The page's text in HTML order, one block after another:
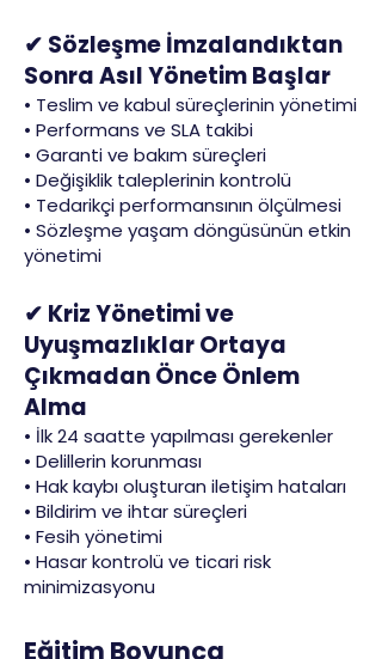
✔ Sözleşme İmzalandıktan
Sonra Asıl Yönetim Başlar
• Teslim ve kabul süreçlerinin yönetimi
• Performans ve SLA takibi
• Garanti ve bakım süreçleri
• Değişiklik taleplerinin kontrolü
• Tedarikçi performansının ölçülmesi
• Sözleşme yaşam döngüsünün etkin
yönetimi
✔ Kriz Yönetimi ve
Uyuşmazlıklar Ortaya
Çıkmadan Önce Önlem
Alma
• İlk 24 saatte yapılması gerekenler
• Delillerin korunması
• Hak kaybı oluşturan iletişim hataları
• Bildirim ve ihtar süreçleri
• Fesih yönetimi
• Hasar kontrolü ve ticari risk
minimizasyonu
Eğitim Boyunca